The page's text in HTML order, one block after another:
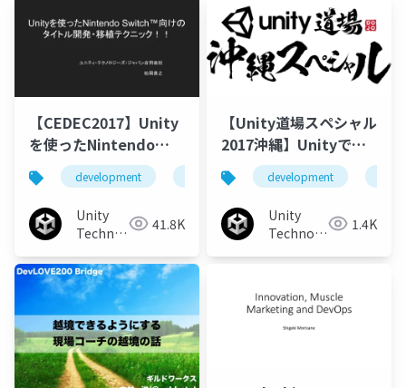
【CEDEC2017】Unity
を使ったNintendo
Switch™向けのタイト
ル開発・移植テクニッ
ク!!
development unity3d 開発
Unity
Technologies41.8K
【Unity道場スペシャル
2017沖縄】Unityで開
発する上で 知っとくと
便利な面白機能のアレ
コレ
development
Unity
Technologies 1.4K